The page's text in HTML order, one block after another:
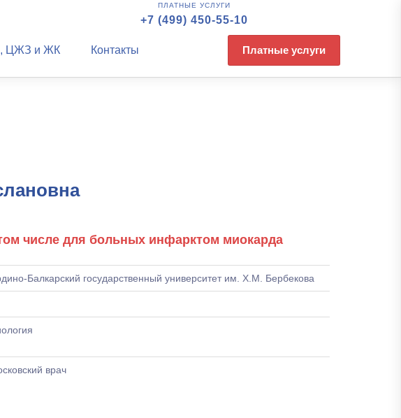
ПЛАТНЫЕ УСЛУГИ
+7 (499) 450-55-10
ЦЖЗ и ЖК Контакты Платные услуги
числе для больных инфарктом миокарда
Балкарский государственный университет им. Х.М. Бербекова
врач